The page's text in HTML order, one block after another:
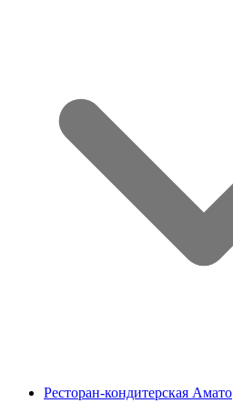
Ресторан-кондитерская Амато